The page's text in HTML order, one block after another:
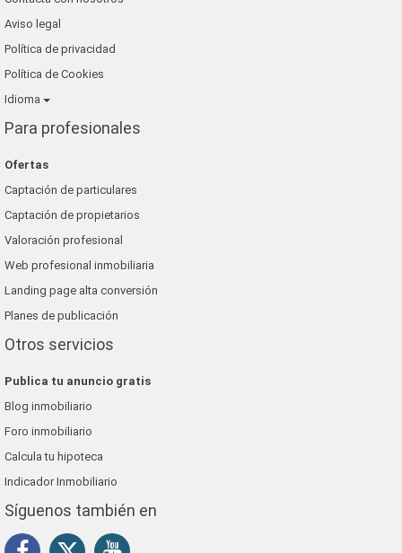
Aviso legal
Política de privacidad
Política de Cookies
Idioma
Para profesionales
Ofertas
Captación de particulares
Captación de propietarios
Valoración profesional
Web profesional inmobiliaria
Landing page alta conversión
Planes de publicación
Otros servicios
Publica tu anuncio gratis
Blog inmobiliario
Foro inmobiliario
Calcula tu hipoteca
Indicador Inmobiliario
Síguenos también en